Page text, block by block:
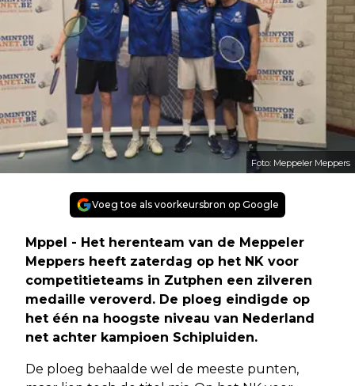
Foto: Meppeler Meppers
Voeg toe als voorkeursbron op Google
Mppel - Het herenteam van de Meppeler
Meppers heeft zaterdag op het NK voor
competitieteams in Zutphen een zilveren
medaille veroverd. De ploeg eindigde op
het één na hoogste niveau van Nederland
net achter kampioen Schipluiden.
De ploeg behaalde wel de meeste punten,